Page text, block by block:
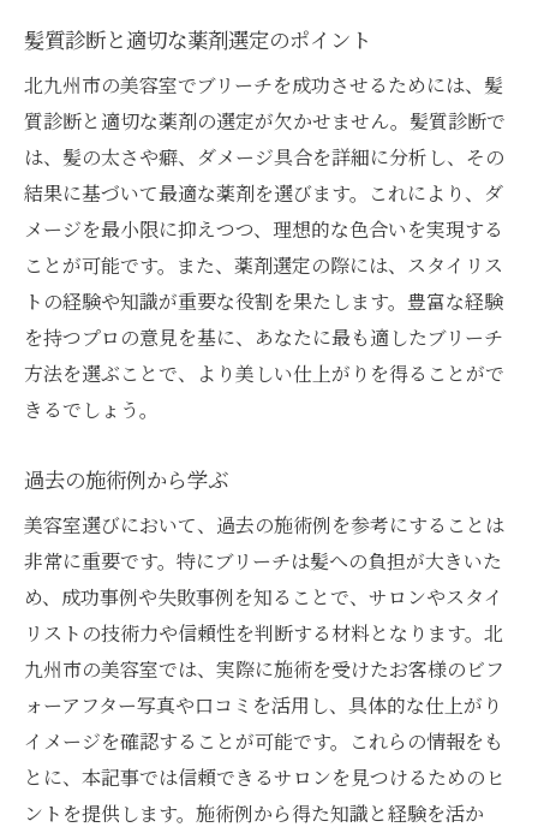
髪質診断と適切な薬剤選定のポイント
北九州市の美容室でブリーチを成功させるためには、髪
質診断と適切な薬剤の選定が欠かせません。髪質診断で
は、髪の太さや癖、ダメージ具合を詳細に分析し、その
結果に基づいて最適な薬剤を選びます。これにより、ダ
メージを最小限に抑えつつ、理想的な色合いを実現する
ことが可能です。また、薬剤選定の際には、スタイリス
トの経験や知識が重要な役割を果たします。豊富な経験
を持つプロの意見を基に、あなたに最も適したブリーチ
方法を選ぶことで、より美しい仕上がりを得ることがで
きるでしょう。
過去の施術例から学ぶ
美容室選びにおいて、過去の施術例を参考にすることは
非常に重要です。特にブリーチは髪への負担が大きいた
め、成功事例や失敗事例を知ることで、サロンやスタイ
リストの技術力や信頼性を判断する材料となります。北
九州市の美容室では、実際に施術を受けたお客様のビフ
ォーアフター写真や口コミを活用し、具体的な仕上がり
イメージを確認することが可能です。これらの情報をも
とに、本記事では信頼できるサロンを見つけるためのヒ
ントを提供します。施術例から得た知識と経験を活か